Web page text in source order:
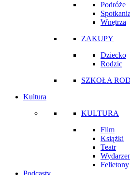
Podróże
Spotkania
Wnętrza
ZAKUPY
Dziecko
Rodzic
SZKOŁA
Kultura
KULTURA
Film
Książki
Teatr
Felietony
Podcasty